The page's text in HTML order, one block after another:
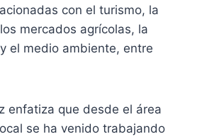
con el turismo, la
mercados agrícolas, la
el medio ambiente, entre
enfatiza que desde el área
se ha venido trabajando